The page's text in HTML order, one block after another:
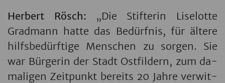
Her­bert Rösch: „Die Stif­te­rin Li­se­lot­te
Grad­mann hatte das Be­dürf­nis, für äl­te­re
hilfs­be­dürf­ti­ge Men­schen zu sor­gen. Sie
war Bür­ge­rin der Stadt Ost­fil­dern, zum da­
ma­li­gen Zeit­punkt be­reits 20 Jahre ver­wit­